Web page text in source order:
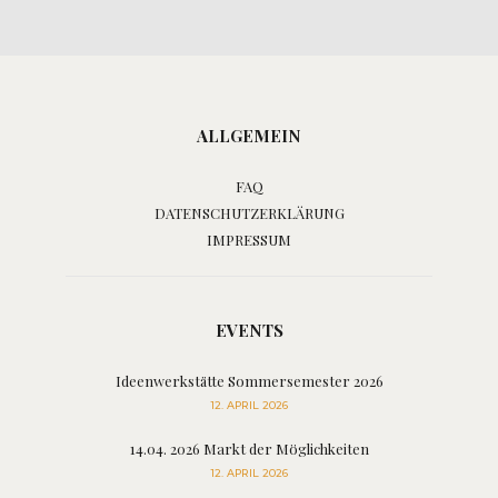
ALLGEMEIN
FAQ
DATENSCHUTZERKLÄRUNG
IMPRESSUM
EVENTS
Ideenwerkstätte Sommersemester 2026
12. APRIL 2026
14.04. 2026 Markt der Möglichkeiten
12. APRIL 2026